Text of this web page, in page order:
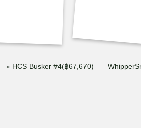
« HCS Busker #4(฿67,670)